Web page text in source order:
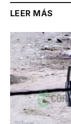
LEER MÁS